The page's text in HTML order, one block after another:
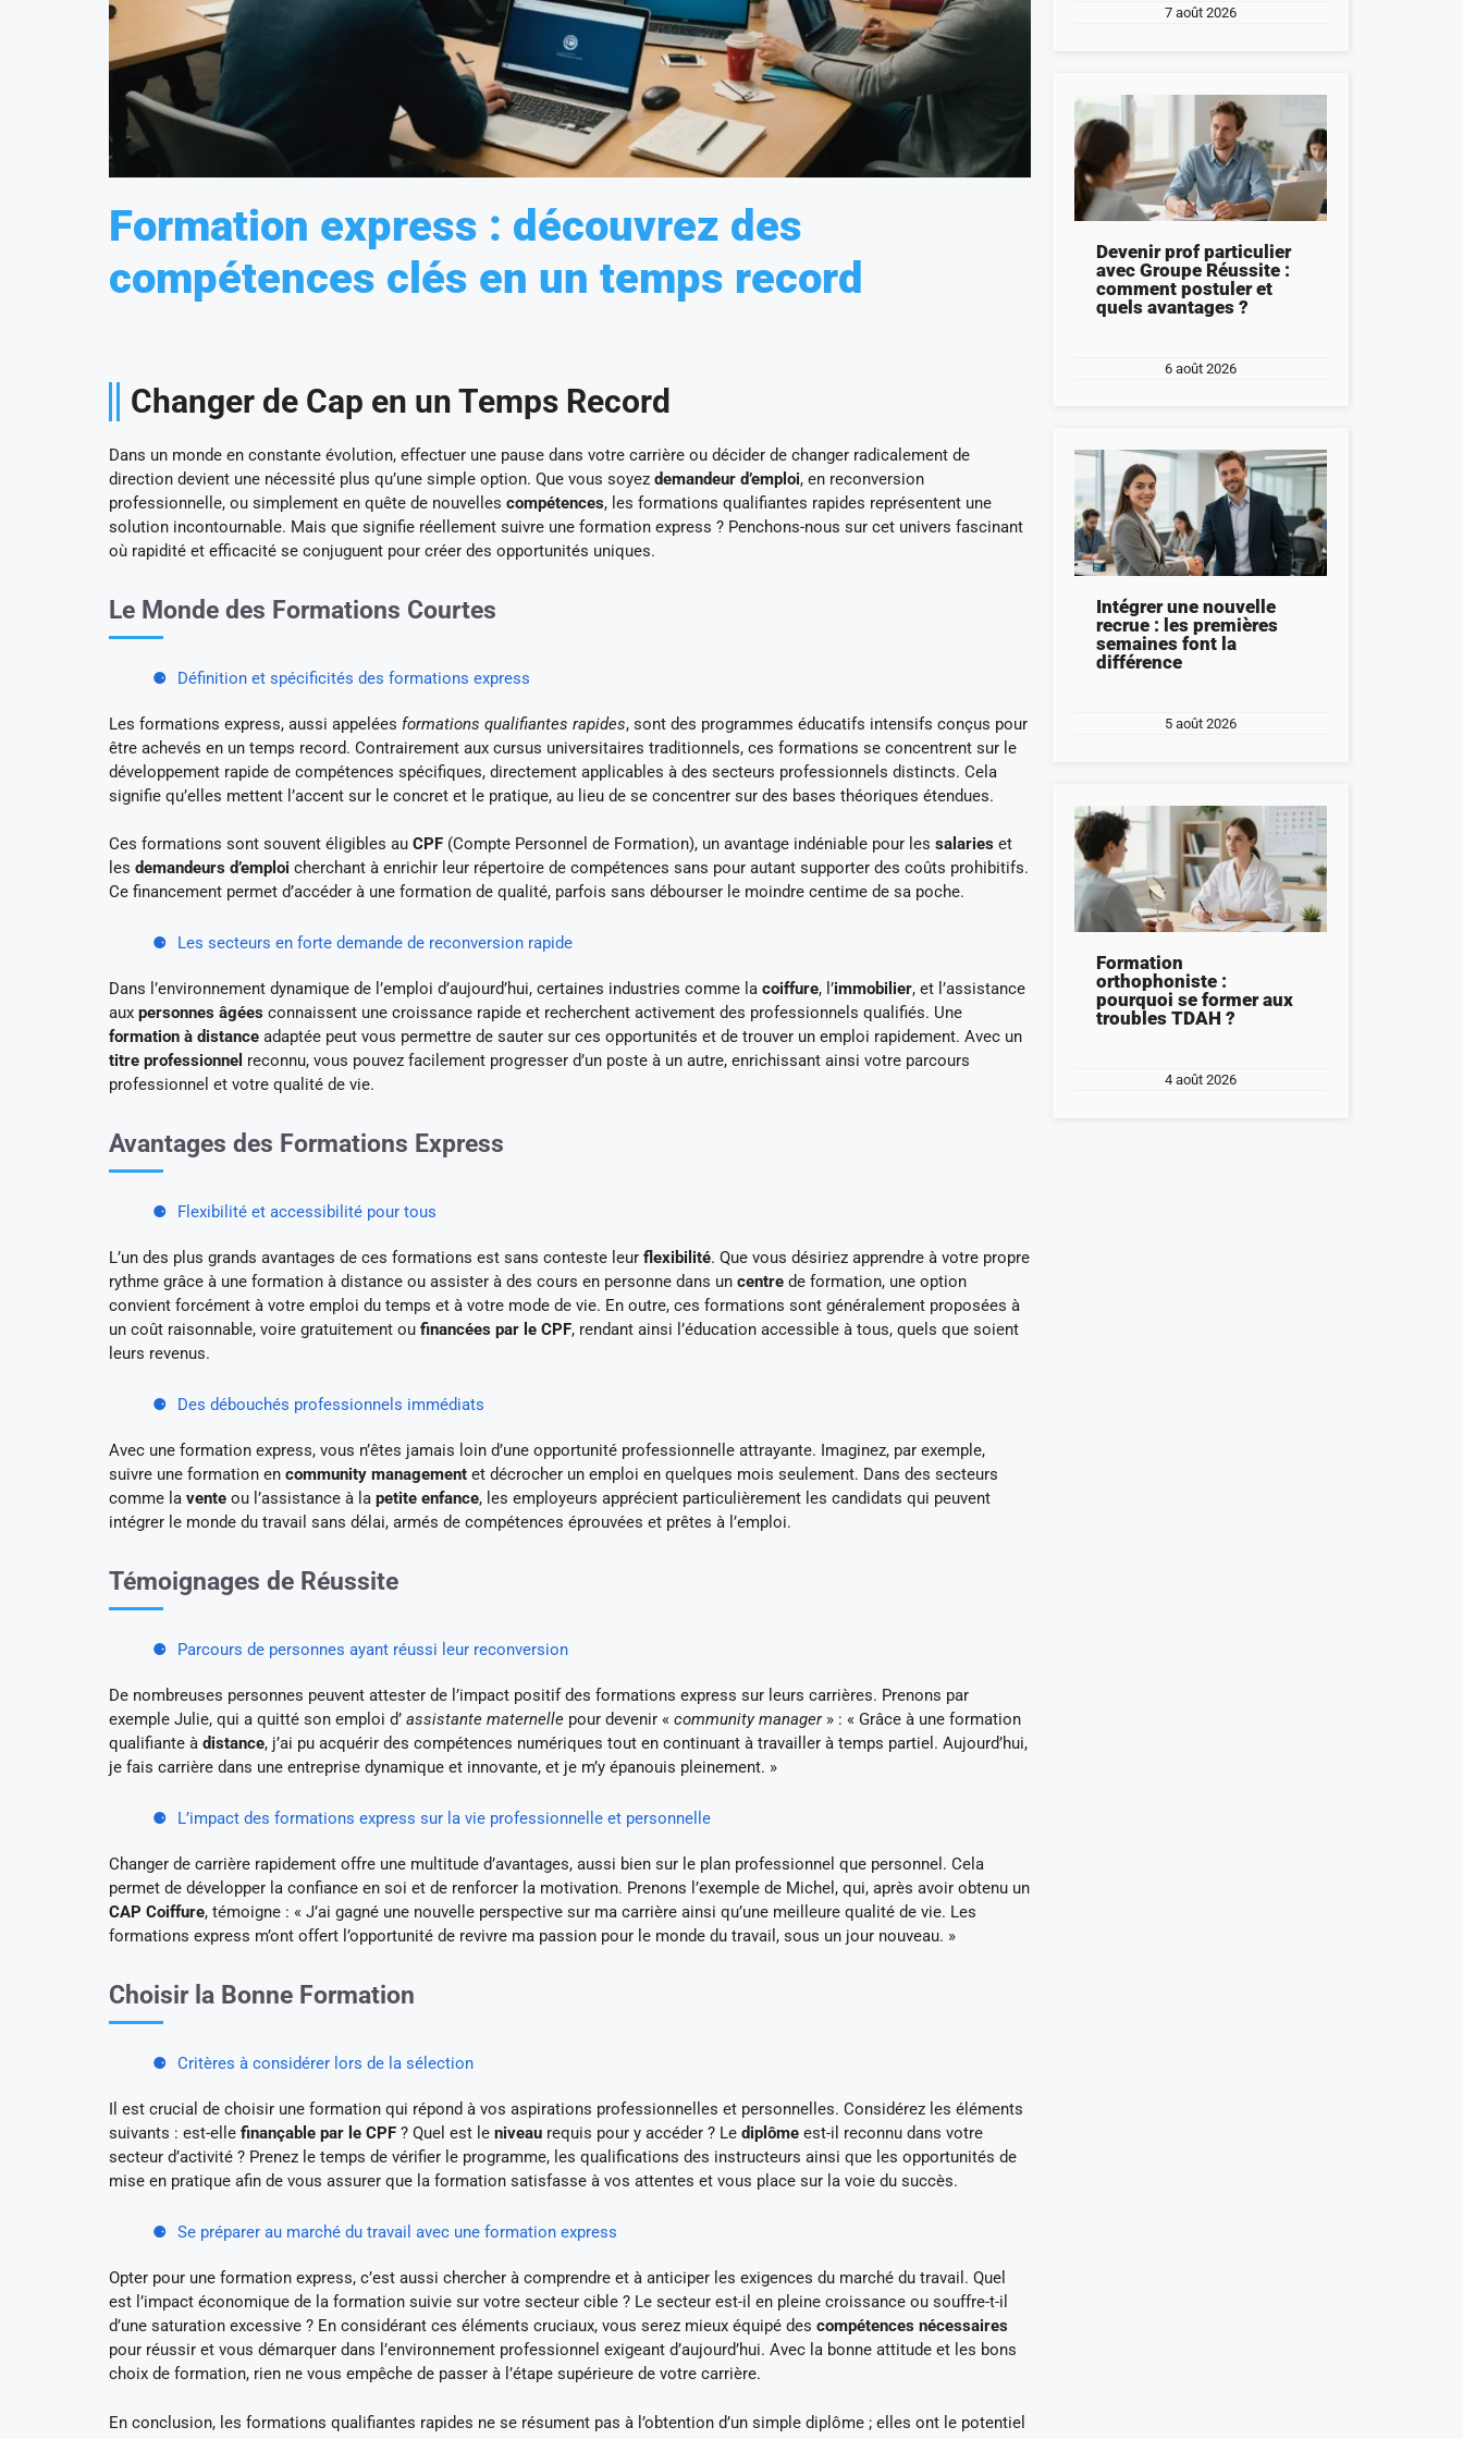
Formation express : découvrez des
compétences clés en un temps record
Changer de Cap en un Temps Record
Dans un monde en constante évolution, effectuer une pause dans votre carrière ou décider de changer radicalement de
direction devient une nécessité plus qu’une simple option. Que vous soyez demandeur d’emploi, en reconversion
professionnelle, ou simplement en quête de nouvelles compétences, les formations qualifiantes rapides représentent une
solution incontournable. Mais que signifie réellement suivre une formation express ? Penchons-nous sur cet univers fascinant
où rapidité et efficacité se conjuguent pour créer des opportunités uniques.
Le Monde des Formations Courtes
Définition et spécificités des formations express
Les formations express, aussi appelées formations qualifiantes rapides, sont des programmes éducatifs intensifs conçus pour
être achevés en un temps record. Contrairement aux cursus universitaires traditionnels, ces formations se concentrent sur le
développement rapide de compétences spécifiques, directement applicables à des secteurs professionnels distincts. Cela
signifie qu’elles mettent l’accent sur le concret et le pratique, au lieu de se concentrer sur des bases théoriques étendues.
Ces formations sont souvent éligibles au CPF (Compte Personnel de Formation), un avantage indéniable pour les salaries et
les demandeurs d’emploi cherchant à enrichir leur répertoire de compétences sans pour autant supporter des coûts prohibitifs.
Ce financement permet d’accéder à une formation de qualité, parfois sans débourser le moindre centime de sa poche.
Les secteurs en forte demande de reconversion rapide
Dans l’environnement dynamique de l’emploi d’aujourd’hui, certaines industries comme la coiffure, l’immobilier, et l’assistance
aux personnes âgées connaissent une croissance rapide et recherchent activement des professionnels qualifiés. Une
formation à distance adaptée peut vous permettre de sauter sur ces opportunités et de trouver un emploi rapidement. Avec un
titre professionnel reconnu, vous pouvez facilement progresser d’un poste à un autre, enrichissant ainsi votre parcours
professionnel et votre qualité de vie.
Avantages des Formations Express
Flexibilité et accessibilité pour tous
L’un des plus grands avantages de ces formations est sans conteste leur flexibilité. Que vous désiriez apprendre à votre propre
rythme grâce à une formation à distance ou assister à des cours en personne dans un centre de formation, une option
convient forcément à votre emploi du temps et à votre mode de vie. En outre, ces formations sont généralement proposées à
un coût raisonnable, voire gratuitement ou financées par le CPF, rendant ainsi l’éducation accessible à tous, quels que soient
leurs revenus.
Des débouchés professionnels immédiats
Avec une formation express, vous n’êtes jamais loin d’une opportunité professionnelle attrayante. Imaginez, par exemple,
suivre une formation en community management et décrocher un emploi en quelques mois seulement. Dans des secteurs
comme la vente ou l’assistance à la petite enfance, les employeurs apprécient particulièrement les candidats qui peuvent
intégrer le monde du travail sans délai, armés de compétences éprouvées et prêtes à l’emploi.
Témoignages de Réussite
Parcours de personnes ayant réussi leur reconversion
De nombreuses personnes peuvent attester de l’impact positif des formations express sur leurs carrières. Prenons par
exemple Julie, qui a quitté son emploi d’ assistante maternelle pour devenir « community manager» : « Grâce à une formation
qualifiante à distance, j’ai pu acquérir des compétences numériques tout en continuant à travailler à temps partiel. Aujourd’hui,
je fais carrière dans une entreprise dynamique et innovante, et je m’y épanouis pleinement. »
L’impact des formations express sur la vie professionnelle et personnelle
Changer de carrière rapidement offre une multitude d’avantages, aussi bien sur le plan professionnel que personnel. Cela
permet de développer la confiance en soi et de renforcer la motivation. Prenons l’exemple de Michel, qui, après avoir obtenu un
CAP Coiffure, témoigne : « J’ai gagné une nouvelle perspective sur ma carrière ainsi qu’une meilleure qualité de vie. Les
formations express m’ont offert l’opportunité de revivre ma passion pour le monde du travail, sous un jour nouveau. »
Choisir la Bonne Formation
Critères à considérer lors de la sélection
Il est crucial de choisir une formation qui répond à vos aspirations professionnelles et personnelles. Considérez les éléments
suivants : est-elle finançable par le CPF ? Quel est le niveau requis pour y accéder ? Le diplôme est-il reconnu dans votre
secteur d’activité ? Prenez le temps de vérifier le programme, les qualifications des instructeurs ainsi que les opportunités de
mise en pratique afin de vous assurer que la formation satisfasse à vos attentes et vous place sur la voie du succès.
Se préparer au marché du travail avec une formation express
Opter pour une formation express, c’est aussi chercher à comprendre et à anticiper les exigences du marché du travail. Quel
est l’impact économique de la formation suivie sur votre secteur cible ? Le secteur est-il en pleine croissance ou souffre-t-il
d’une saturation excessive ? En considérant ces éléments cruciaux, vous serez mieux équipé des compétences nécessaires
pour réussir et vous démarquer dans l’environnement professionnel exigeant d’aujourd’hui. Avec la bonne attitude et les bons
choix de formation, rien ne vous empêche de passer à l’étape supérieure de votre carrière.
En conclusion, les formations qualifiantes rapides ne se résument pas à l’obtention d’un simple diplôme ; elles ont le potentiel
7 août 2026
Devenir prof particulier
avec Groupe Réussite :
comment postuler et
quels avantages ?
6 août 2026
Intégrer une nouvelle
recrue : les premières
semaines font la
différence
5 août 2026
Formation
orthophoniste :
pourquoi se former aux
troubles TDAH ?
4 août 2026